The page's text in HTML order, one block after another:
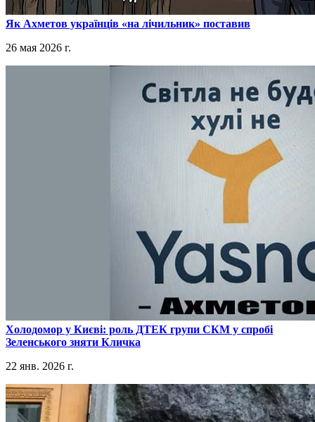
​Як Ахметов українців «на лічильник» поставив
26 мая 2026 г.
​Холодомор у Києві: роль ДТЕК групи СКМ у спробі
Зеленського зняти Кличка
22 янв. 2026 г.